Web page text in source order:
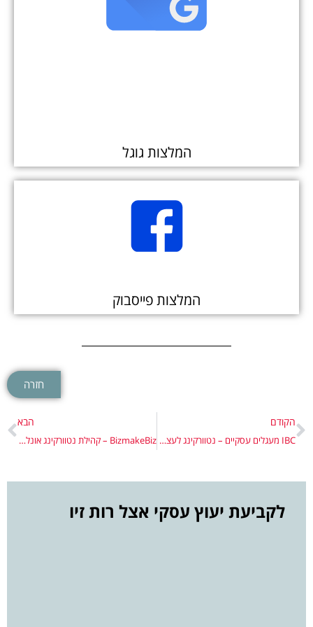
המלצות גוגל
המלצות פייסבוק
חזרה
הקודם
IBC מעגלים עסקיים – נטוורקינג לעצמאים
הבא
BizmakeBiz – קהילת נטוורקינג אונליין ואופליין
לקביעת יעוץ עסקי אצל רות זיו